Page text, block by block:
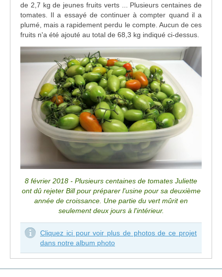
de 2,7 kg de jeunes fruits verts ... Plusieurs centaines de
tomates. Il a essayé de continuer à compter quand il a
plumé, mais a rapidement perdu le compte. Aucun de ces
fruits n'a été ajouté au total de 68,3 kg indiqué ci-dessus.
8 février 2018 - Plusieurs centaines de tomates Juliette
ont dû rejeter Bill pour préparer l'usine pour sa deuxième
année de croissance. Une partie du vert mûrit en
seulement deux jours à l'intérieur.
Cliquez ici pour voir plus de photos de ce projet
dans notre album photo